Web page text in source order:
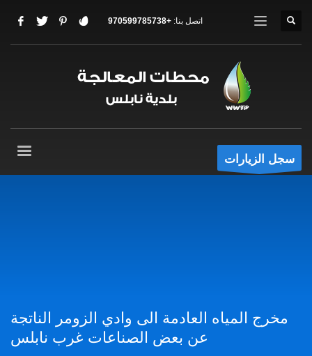
اتصل بنا: +970599785738
سجل الزيارات
مخرج المياه العادمة الى وادي الزومر الناتجة
عن بعض الصناعات غرب نابلس